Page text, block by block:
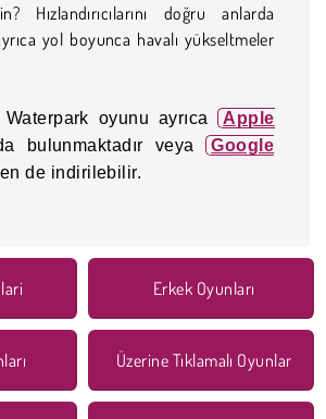
Hızlandırıcılarını doğru anlarda
yol boyunca havalı yükseltmeler
oyunu ayrıca Apple
bulunmaktadır veya Google
de indirilebilir.
Erkek Oyunları
Üzerine Tıklamalı Oyunlar